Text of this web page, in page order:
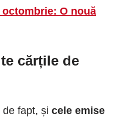
O nouă
cărțile de
fapt, și cele emise